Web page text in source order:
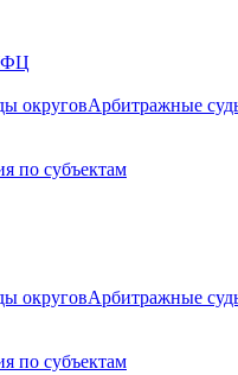
округовАрбитражные
по субъектам
округовАрбитражные
по субъектам